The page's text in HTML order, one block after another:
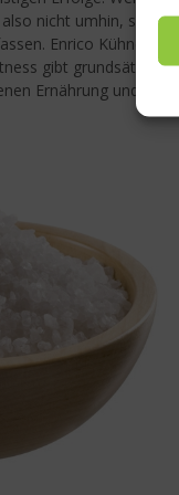
nicht umhin, sich
Enrico Kühnemund
gibt grundsätzliche
Ernährung und gegen